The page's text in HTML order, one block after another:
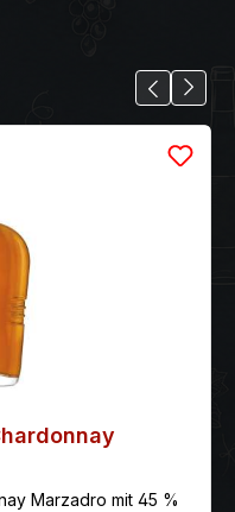
Marzadro mit 45 %